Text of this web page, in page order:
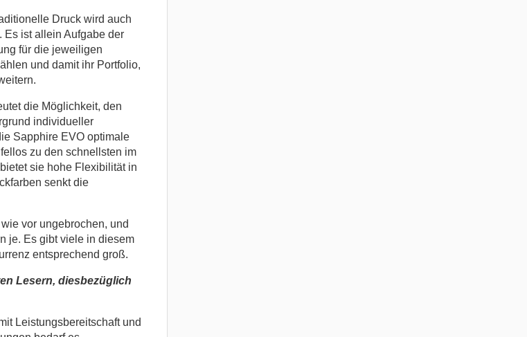
Druck wird auch
Es ist allein Aufgabe der
für die jeweiligen
und damit ihr Portfolio,
die Möglichkeit, den
individueller
Sapphire EVO optimale
zu den schnellsten im
sie hohe Flexibilität in
senkt die
vor ungebrochen, und
je. Es gibt viele in diesem
entsprechend groß.
Lesern, diesbezüglich
Leistungsbereitschaft und